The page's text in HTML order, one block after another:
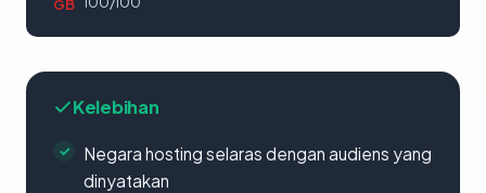
GB
Kelebihan
Negara hosting selaras dengan audiens yang
dinyatakan